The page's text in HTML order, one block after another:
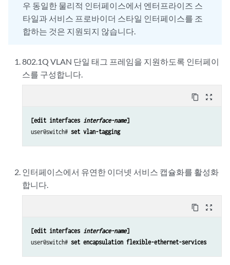
우 동일한 물리적 인터페이스에서 엔터프라이즈 스
타일과 서비스 프로바이더 스타일 인터페이스를 조
합하는 것은 지원되지 않습니다.
802.1Q VLAN 단일 태그 프레임을 지원하도록 인터페이
스를 구성합니다.
content_copy zoom_out_map
[edit interfaces interface-name]
user@switch# set vlan-tagging
인터페이스에서 유연한 이더넷 서비스 캡슐화를 활성화
합니다.
content_copy zoom_out_map
[edit interfaces interface-name]
user@switch# set encapsulation flexible-ethernet-services